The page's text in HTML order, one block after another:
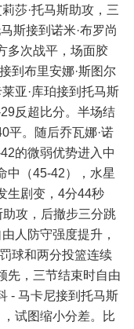
莎·托马斯助攻，三
斯接到诺米·布罗尚
多次战平，场面胶
到布里安娜·斯图尔
亚·库珀接到托马斯
反超比分。半场结
平。随后乔瓦娜·诺
的微弱优势进入中
中（45-42），水星
生剧变，4分44秒
助攻，后撤步三分跳
人防守强度提升，
球和两分投篮连续
先，三节结束时自由
- 马卡尼接到托马斯
试图缩小分差。比